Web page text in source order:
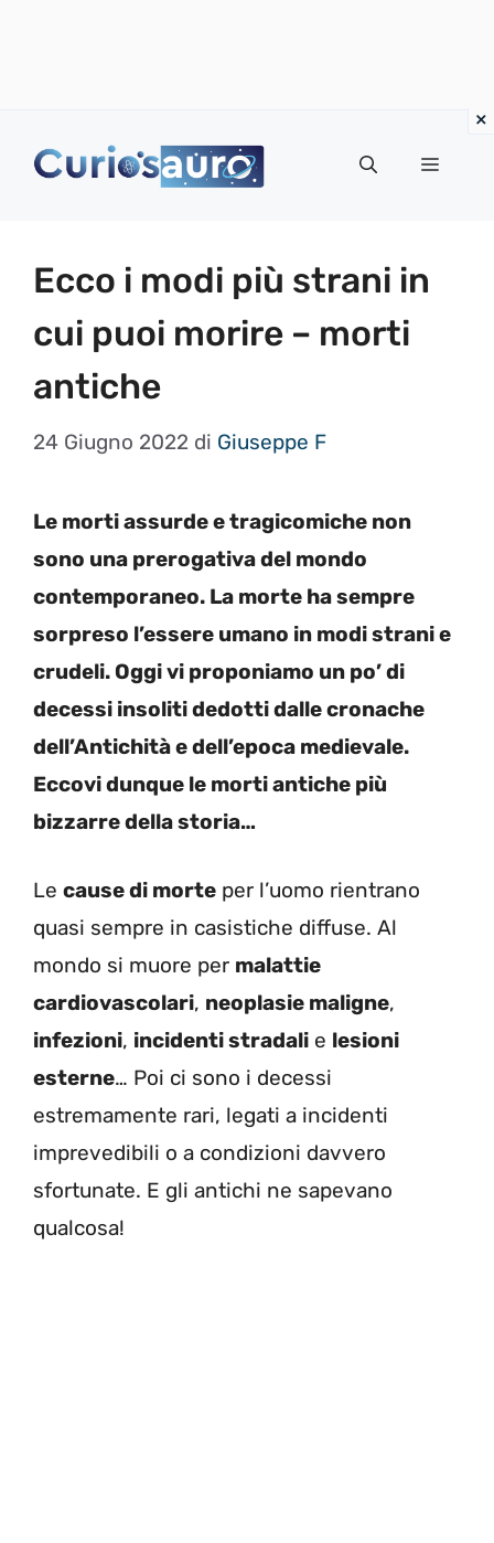
Menu
Ecco i modi più strani in
cui puoi morire – morti
antiche
24 Giugno 2022 di Giuseppe F
Le morti assurde e tragicomiche non
sono una prerogativa del mondo
contemporaneo. La morte ha sempre
sorpreso l’essere umano in modi strani e
crudeli. Oggi vi proponiamo un po’ di
decessi insoliti dedotti dalle cronache
dell’Antichità e dell’epoca medievale.
Eccovi dunque le morti antiche più
bizzarre della storia…
Le cause di morte per l’uomo rientrano
quasi sempre in casistiche diffuse. Al
mondo si muore per malattie
cardiovascolari, neoplasie maligne,
infezioni, incidenti stradali e lesioni
esterne… Poi ci sono i decessi
estremamente rari, legati a incidenti
imprevedibili o a condizioni davvero
sfortunate. E gli antichi ne sapevano
qualcosa!